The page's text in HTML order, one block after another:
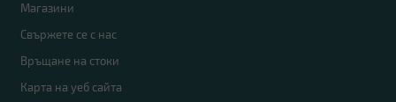
Магазини
Свържете се с нас
Връщане на стоки
Карта на уеб сайта